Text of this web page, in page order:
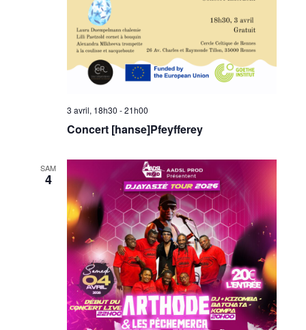
3 avril, 18h30 -21h00
Concert [hanse]Pfeyfferey
SAM
4